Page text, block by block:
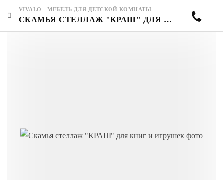
VIVALO - МЕБЕЛЬ ДЛЯ ДЕТСКОЙ КОМНАТЫ
СКАМЬЯ СТЕЛЛАЖ "КРАШ" ДЛЯ КНИГ И ИГРУШЕК